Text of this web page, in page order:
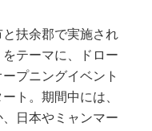
扶余郡で実施され
テーマに、ドロー
プニングイベント
ト。期間中には、
日本やミャンマー